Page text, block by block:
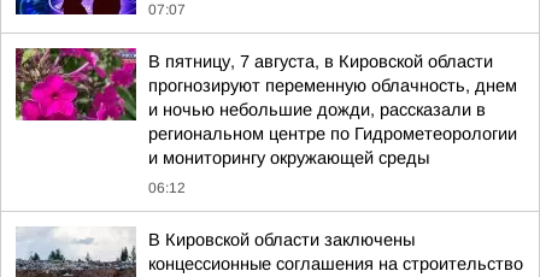
07:07
В пятницу, 7 августа, в Кировской области
прогнозируют переменную облачность, днем
и ночью небольшие дожди, рассказали в
региональном центре по Гидрометеорологии
и мониторингу окружающей среды
06:12
В Кировской области заключены
концессионные соглашения на строительство